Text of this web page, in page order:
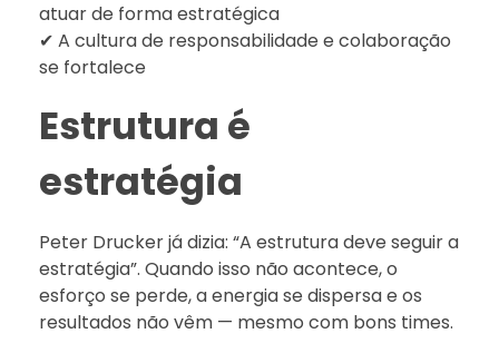
atuar de forma estratégica
✔ A cultura de responsabilidade e colaboração
se fortalece
Estrutura é
estratégia
Peter Drucker já dizia: “A estrutura deve seguir a
estratégia”. Quando isso não acontece, o
esforço se perde, a energia se dispersa e os
resultados não vêm — mesmo com bons times.